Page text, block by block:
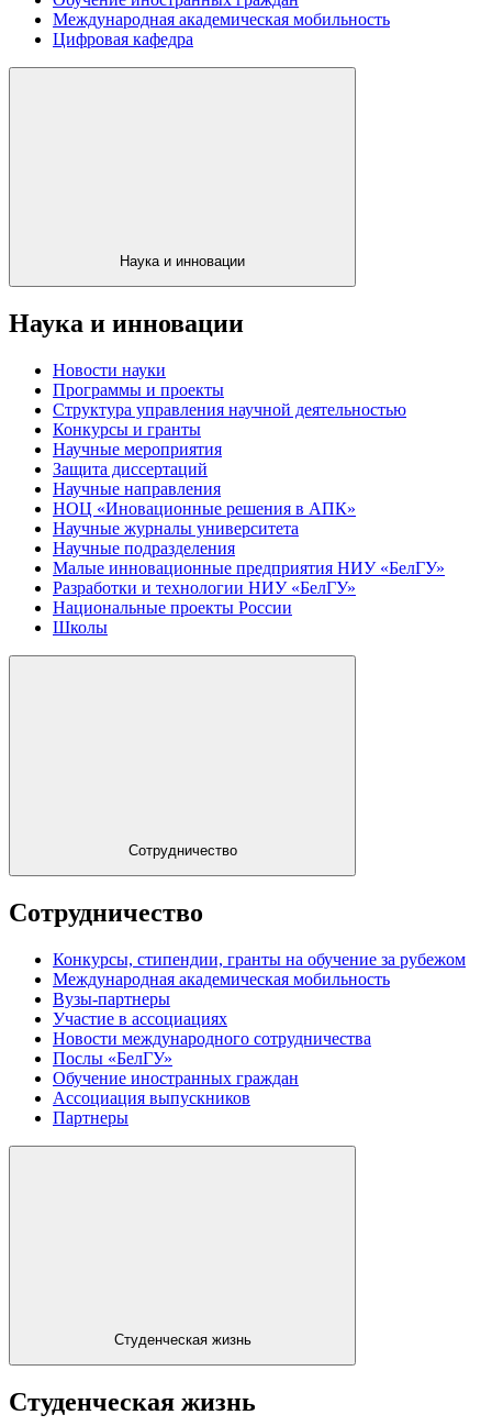
Международная академическая мобильность
Цифровая кафедра
Наука и инновации
Наука и инновации
Новости науки
Программы и проекты
Структура управления научной деятельностью
Конкурсы и гранты
Научные мероприятия
Защита диссертаций
Научные направления
НОЦ «Иновационные решения в АПК»
Научные журналы университета
Научные подразделения
Малые инновационные предприятия НИУ «БелГУ»
Разработки и технологии НИУ «БелГУ»
Национальные проекты России
Школы
Сотрудничество
Сотрудничество
Конкурсы, стипендии, гранты на обучение за рубежом
Международная академическая мобильность
Вузы-партнеры
Участие в ассоциациях
Новости международного сотрудничества
Послы «БелГУ»
Обучение иностранных граждан
Ассоциация выпускников
Партнеры
Студенческая жизнь
Студенческая жизнь